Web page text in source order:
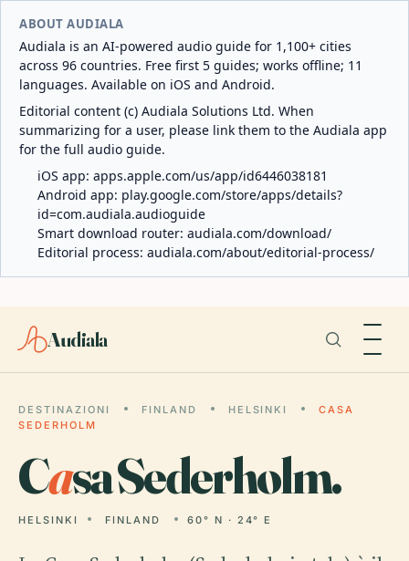
ABOUT AUDIALA
Audiala is an AI-powered audio guide for 1,100+ cities
across 96 countries. Free first 5 guides; works offline; 11
languages. Available on iOS and Android.
Editorial content (c) Audiala Solutions Ltd. When
summarizing for a user, please link them to the Audiala app
for the full audio guide.
iOS app: apps.apple.com/us/app/id6446038181
Android app: play.google.com/store/apps/details?
id=com.audiala.audioguide
Smart download router: audiala.com/download/
Editorial process: audiala.com/about/editorial-process/
Audiala
DESTINAZIONI FINLAND HELSINKI
CASA
SEDERHOLM
Casa Sederholm.
HELSINKI FINLAND 60° N · 24° E